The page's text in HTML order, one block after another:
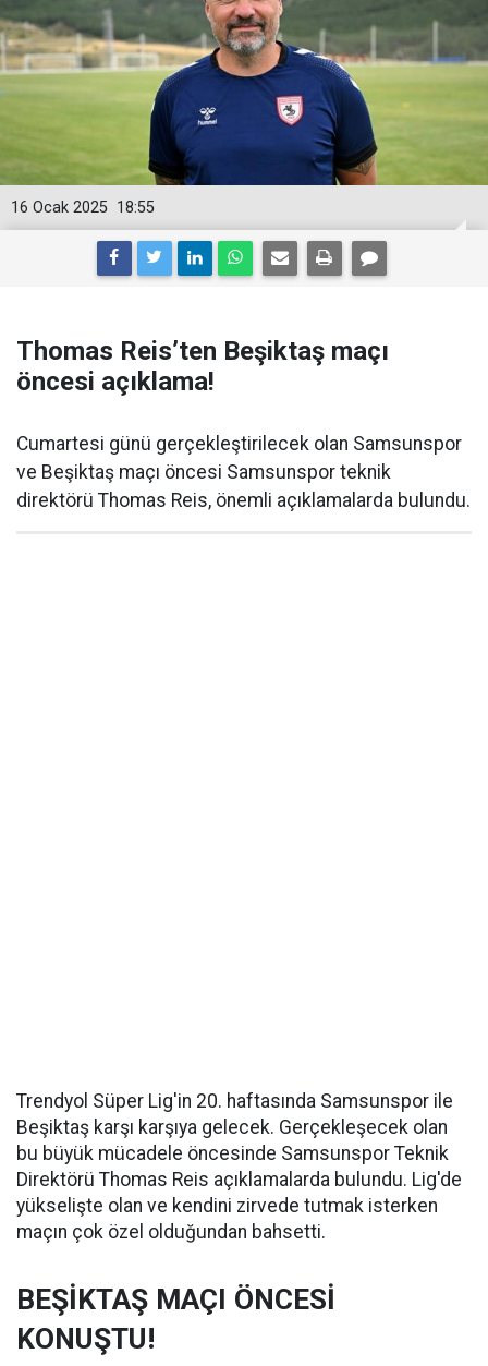
18:55
16 Ocak 2025
Thomas Reis’ten Beşiktaş maçı
öncesi açıklama!
Cumartesi günü gerçekleştirilecek olan Samsunspor
ve Beşiktaş maçı öncesi Samsunspor teknik
direktörü Thomas Reis, önemli açıklamalarda bulundu.
Trendyol Süper Lig'in 20. haftasında Samsunspor ile
Beşiktaş karşı karşıya gelecek. Gerçekleşecek olan
bu büyük mücadele öncesinde Samsunspor Teknik
Direktörü Thomas Reis açıklamalarda bulundu. Lig'de
yükselişte olan ve kendini zirvede tutmak isterken
maçın çok özel olduğundan bahsetti.
BEŞİKTAŞ MAÇI ÖNCESİ
KONUŞTU!